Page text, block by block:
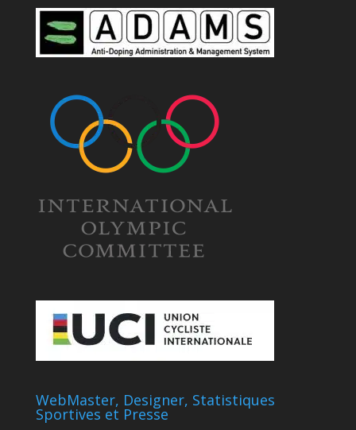
WebMaster, Designer, Statistiques
Sportives et Presse